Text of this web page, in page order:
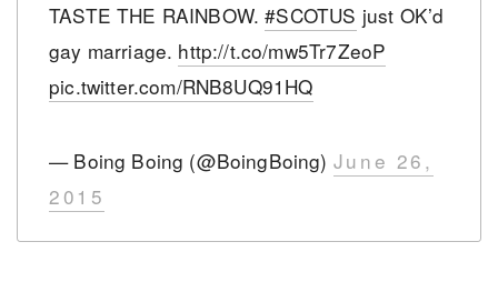
TASTE THE RAINBOW.#SCOTUS just OK’d
gay marriage. http://t.co/mw5Tr7ZeoP
pic.twitter.com/RNB8UQ91HQ
— Boing Boing (@BoingBoing) June 26,
2015